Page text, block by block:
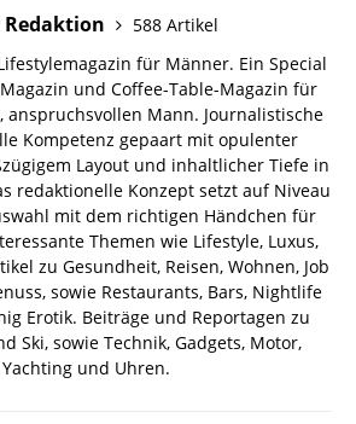
Redaktion
588 Artikel
für Männer. Ein Special
und Coffee-Table-Magazin für
Mann. Journalistische
Kompetenz gepaart mit opulenter
Layout und inhaltlicher Tiefe in
redaktionelle Konzept setzt auf Niveau
mit dem richtigen Händchen für
Themen wie Lifestyle, Luxus,
zu Gesundheit, Reisen, Wohnen, Job
sowie Restaurants, Bars, Nightlife
Erotik. Beiträge und Reportagen zu
Ski, sowie Technik, Gadgets, Motor,
Yachting und Uhren.